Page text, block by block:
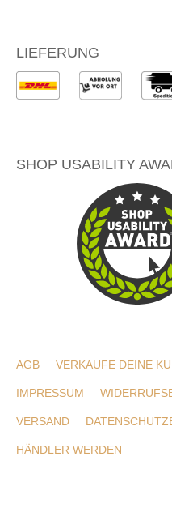
LIEFERUNG
SHOP USABILITY
AGB VERKAUFE DEINE
IMPRESSUM
VERSAND
HÄNDLER WERDEN